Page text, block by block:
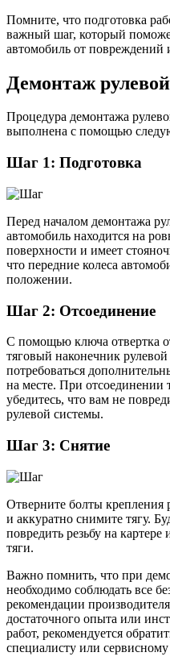
Помните, что подготовка
важный шаг, который
автомобиль от повреждений
Демонтаж
Процедура демонтажа
выполнена с помощью
Шаг 1: Подготовка
Перед началом демонтажа
автомобиль находится на
поверхности и имеет
что передние колеса
положении.
Шаг 2: Отсоединение
С помощью ключа отвертка
тяговый наконечник
потребоваться
на месте. При отсоединении
убедитесь, что вам не
рулевой системы.
Шаг 3: Снятие
Отверните болты крепления
и аккуратно снимите тягу.
повредить резьбу на
тяги.
Важно помнить, что при
необходимо соблюдать все
рекомендации
достаточного опыта или
работ, рекомендуется
специалисту или сервисному